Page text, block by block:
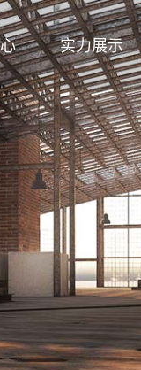
实力展示